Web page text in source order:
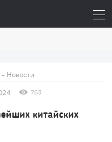
– Новости
763
китайских